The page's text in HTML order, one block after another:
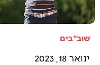
שוב"בים
ינואר 18, 2023